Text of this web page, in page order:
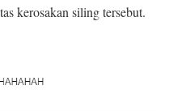
kerosakan siling tersebut.